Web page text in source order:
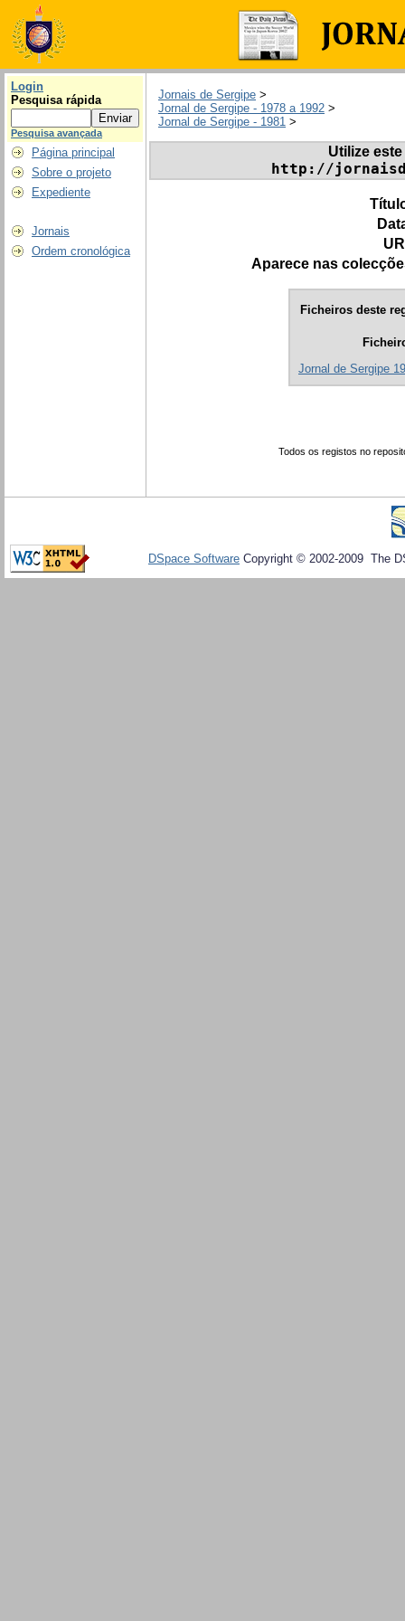
Login
Pesquisa rápida
Pesquisa avançada
Página principal
Sobre o projeto
Expediente
Jornais
Ordem cronológica
Jornais de Sergipe >
Jornal de Sergipe - 1978 a 1992 >
Jornal de Sergipe - 1981 >
Utilize
http://
Aparece nas
Ficheiros deste
Jornal de Sergipe
Todos os registos no
DSpace Software Copyright © 2002-2009 The